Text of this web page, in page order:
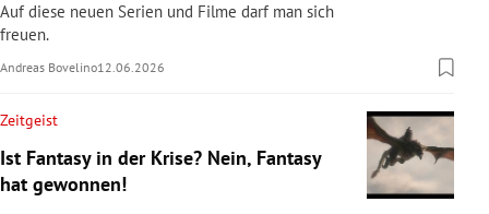
Auf diese neuen Serien und Filme darf man sich
freuen.
Andreas Bovelino12.06.2026
Zeitgeist
Ist Fantasy in der Krise? Nein, Fantasy
hat gewonnen!